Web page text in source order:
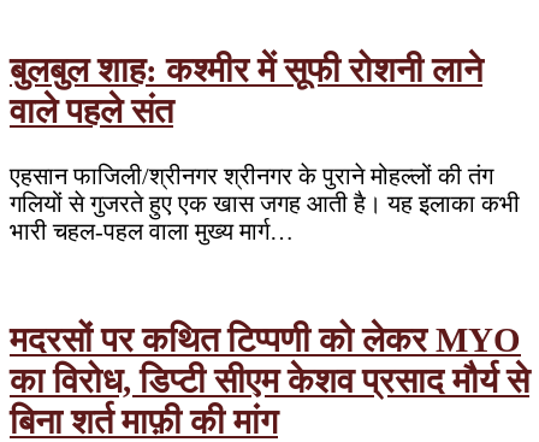
बुलबुल शाह: कश्मीर में सूफी रोशनी लाने
वाले पहले संत
एहसान फाजिली/श्रीनगर श्रीनगर के पुराने मोहल्लों की तंग
गलियों से गुजरते हुए एक खास जगह आती है। यह इलाका कभी
भारी चहल-पहल वाला मुख्य मार्ग…
मदरसों पर कथित टिप्पणी को लेकर MYO
का विरोध, डिप्टी सीएम केशव प्रसाद मौर्य से
बिना शर्त माफ़ी की मांग